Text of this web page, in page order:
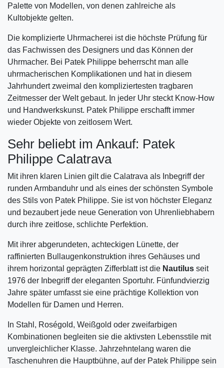
Palette von Modellen, von denen zahlreiche als
Kultobjekte gelten.
Die komplizierte Uhrmacherei ist die höchste Prüfung für
das Fachwissen des Designers und das Können der
Uhrmacher. Bei Patek Philippe beherrscht man alle
uhrmacherischen Komplikationen und hat in diesem
Jahrhundert zweimal den kompliziertesten tragbaren
Zeitmesser der Welt gebaut. In jeder Uhr steckt Know-How
und Handwerkskunst. Patek Philippe erschafft immer
wieder Objekte von zeitlosem Wert.
Sehr beliebt im Ankauf: Patek
Philippe Calatrava
Mit ihren klaren Linien gilt die Calatrava als Inbegriff der
runden Armbanduhr und als eines der schönsten Symbole
des Stils von Patek Philippe. Sie ist von höchster Eleganz
und bezaubert jede neue Generation von Uhrenliebhabern
durch ihre zeitlose, schlichte Perfektion.
Mit ihrer abgerundeten, achteckigen Lünette, der
raffinierten Bullaugenkonstruktion ihres Gehäuses und
ihrem horizontal geprägten Zifferblatt ist die Nautilus seit
1976 der Inbegriff der eleganten Sportuhr. Fünfundvierzig
Jahre später umfasst sie eine prächtige Kollektion von
Modellen für Damen und Herren.
In Stahl, Roségold, Weißgold oder zweifarbigen
Kombinationen begleiten sie die aktivsten Lebensstile mit
unvergleichlicher Klasse. Jahrzehntelang waren die
Taschenuhren die Hauptbühne, auf der Patek Philippe sein